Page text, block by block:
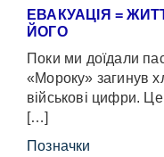
ЕВАКУАЦІЯ =
ЙОГО
Поки ми доїдали
«Мороку» загинув
військові цифри.
[…]
Позначки